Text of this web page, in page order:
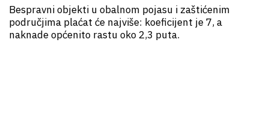
Bespravni objekti u obalnom pojasu i zaštićenim
područjima plaćat će najviše: koeficijent je 7, a
naknade općenito rastu oko 2,3 puta.